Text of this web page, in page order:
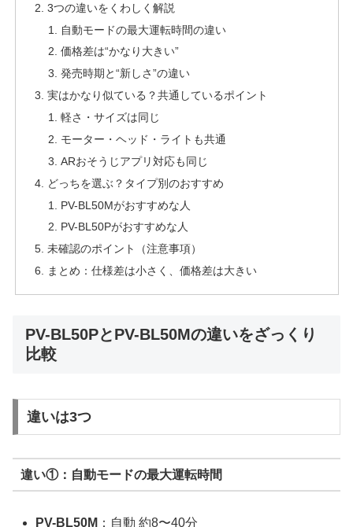
3つの違いをくわしく解説
自動モードの最大運転時間の違い
価格差は“かなり大きい”
発売時期と“新しさ”の違い
実はかなり似ている？共通しているポイント
軽さ・サイズは同じ
モーター・ヘッド・ライトも共通
ARおそうじアプリ対応も同じ
どっちを選ぶ？タイプ別のおすすめ
PV-BL50Mがおすすめな人
PV-BL50Pがおすすめな人
未確認のポイント（注意事項）
まとめ：仕様差は小さく、価格差は大きい
PV-BL50PとPV-BL50Mの違いをざっくり
比較
違いは3つ
違い①：自動モードの最大運転時間
PV-BL50M ：自動 約8〜40分